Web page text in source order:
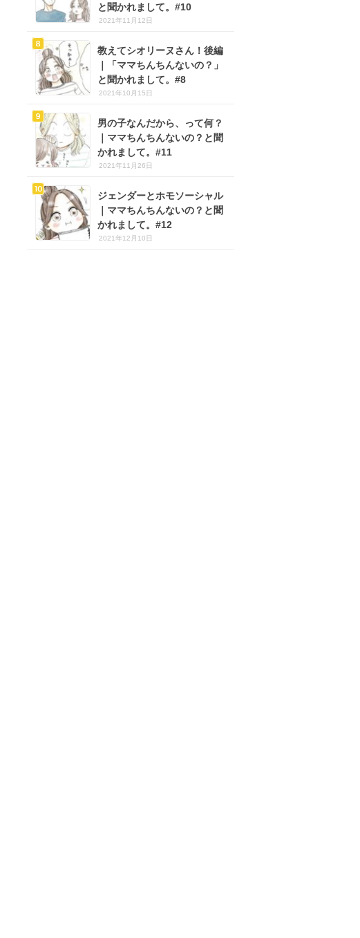
と聞かれまして。#10
2021年11月12日
教えてシオリーヌさん！後編
｜「ママちんちんないの？」
と聞かれまして。#8
2021年10月15日
男の子なんだから、って何？
｜ママちんちんないの？と聞
かれまして。#11
2021年11月26日
ジェンダーとホモソーシャル
｜ママちんちんないの？と聞
かれまして。#12
2021年12月10日